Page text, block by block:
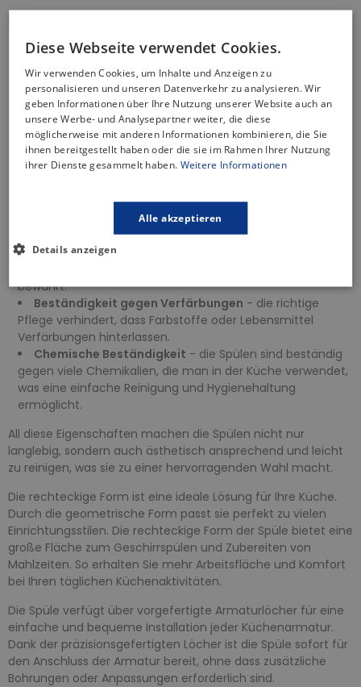
Hitzebeständigkeitbis zu 250 Grad Celsius - hohe
Widerstandsfähigkeit gegen extreme Temperaturen,
sodass heiße Geschirrteile frei platziert werden können,
ohne Schäden zu verursachen.
Temperaturwechselbeständigkeit- unempfindlich
gegenüber plötzlichen Temperaturschwankungen, d. h. sie
werden durch plötzlichen Kontakt mit heißen oder kalten
Gegenständen nicht beschädigt.
Selbst bei täglichem Gebrauch und Kontakt mit scharfen
Küchenwerkzeugen behält sie ihr ursprüngliches Aussehen.
Stoßfestigkeit- die Oberfläche ist extrem haltbar und
stoßfest, was die Spülen vor Schäden durch
bewahrt.
Beständigkeit gegen Verfärbungen - die richtige
Pflege verhindert, dass Farbstoffe oder Lebensmittel
Verfärbungen hinterlassen.
Chemische Beständigkeit - die Spülen sind beständig
gegen viele Chemikalien, die man in der Küche verwendet,
was eine einfache Reinigung und Hygienehaltung
ermöglicht.
All diese Eigenschaften machen die Spülen nicht nur
langlebig, sondern auch ästhetisch ansprechend und leicht
zu reinigen, was sie zu einer hervorragenden Wahl macht.
Die rechteckige Form ist eine ideale Lösung für Ihre Küche.
Durch die geometrische Form passt sie perfekt zu vielen
Einrichtungsstilen. Die rechteckige Form der Spüle bietet eine
große Fläche zum Geschirrspülen und Zubereiten von
Mahlzeiten. So erhalten Sie mehr Arbeitsfläche und Komfort
bei Ihren täglichen Küchenaktivitäten.
Die Spüle verfügt über vorgefertigte Armaturlöcher für eine
einfache und bequeme Installation jeder Küchenarmatur.
Dank der präzisionsgefertigten Löcher ist die Spüle sofort für
den Anschluss der Armatur bereit, ohne dass zusätzliche
Bohrungen oder Anpassungen erforderlich sind.
Diese Webseite verwendet Cookies.
Wir verwenden Cookies, um Inhalte und Anzeigen zu
personalisieren und unseren Datenverkehr zu analysieren. Wir
geben Informationen über Ihre Nutzung unserer Website auch an
unsere Werbe- und Analysepartner weiter, die diese
möglicherweise mit anderen Informationen kombinieren, die Sie
ihnen bereitgestellt haben oder die sie im Rahmen Ihrer Nutzung
ihrer Dienste gesammelt haben. Weitere Informationen
Alle akzeptieren
Details anzeigen